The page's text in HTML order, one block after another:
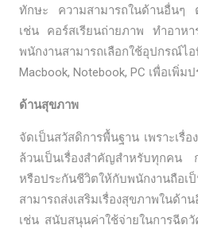
ทักษะ ความสามารถในด้านอื่นๆ
เช่น คอร์สเรียนถ่ายภาพ ทำอาห
พนักงานสามารถเลือกใช้อุปกร
Macbook, Notebook, PC เพื่อเพิ่
ด้านสุขภาพ
จัดเป็นสวัสดิการพื้นฐาน เพราะเรื่
ล้วนเป็นเรื่องสำคัญสำหรับทุกคน
หรือประกันชีวิตให้กับพนักงานถื
สามารถส่งเสริมเรื่องสุขภาพในด้
เช่น สนับสนุนค่าใช้จ่ายในการฉีด